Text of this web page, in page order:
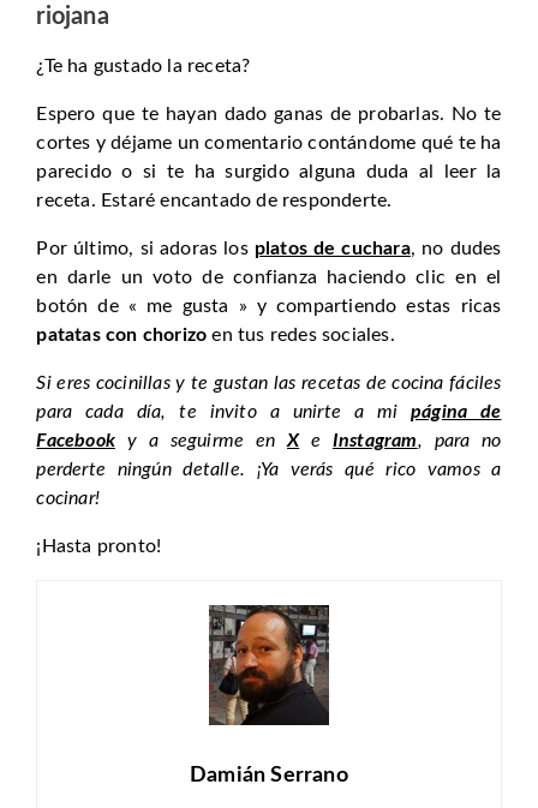
riojana
¿Te ha gustado la receta?
Espero que te hayan dado ganas de probarlas. No te
cortes y déjame un comentario contándome qué te ha
parecido o si te ha surgido alguna duda al leer la
receta. Estaré encantado de responderte.
Por último, si adoras los platos de cuchara, no dudes
en darle un voto de confianza haciendo clic en el
botón de « me gusta » y compartiendo estas ricas
patatas con chorizo en tus redes sociales.
Si eres cocinillas y te gustan las recetas de cocina fáciles
para cada día, te invito a unirte a mipágina de
Facebook y a seguirme enXe Instagram, para no
perderte ningún detalle. ¡Ya verás qué rico vamos a
cocinar!
¡Hasta pronto!
Damián Serrano